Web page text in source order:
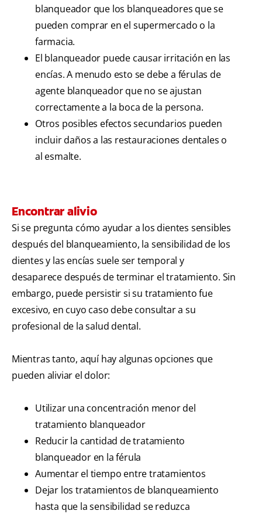
blanqueador que los blanqueadores que se
pueden comprar en el supermercado o la
farmacia.
El blanqueador puede causar irritación en las
encías. A menudo esto se debe a férulas de
agente blanqueador que no se ajustan
correctamente a la boca de la persona.
Otros posibles efectos secundarios pueden
incluir daños a las restauraciones dentales o
al esmalte.
Encontrar alivio
Si se pregunta cómo ayudar a los dientes sensibles
después del blanqueamiento, la sensibilidad de los
dientes y las encías suele ser temporal y
desaparece después de terminar el tratamiento. Sin
embargo, puede persistir si su tratamiento fue
excesivo, en cuyo caso debe consultar a su
profesional de la salud dental.
Mientras tanto, aquí hay algunas opciones que
pueden aliviar el dolor:
Utilizar una concentración menor del
tratamiento blanqueador
Reducir la cantidad de tratamiento
blanqueador en la férula
Aumentar el tiempo entre tratamientos
Dejar los tratamientos de blanqueamiento
hasta que la sensibilidad se reduzca